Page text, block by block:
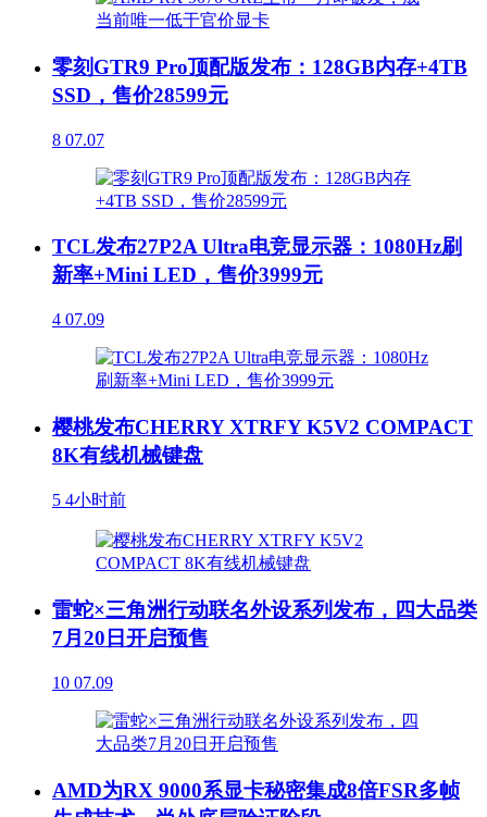
零刻GTR9 Pro顶配版发布：128GB内存+4TB
SSD，售价28599元
8 07.07
TCL发布27P2A Ultra电竞显示器：1080Hz刷
新率+Mini LED，售价3999元
4 07.09
樱桃发布CHERRY XTRFY K5V2 COMPACT
8K有线机械键盘
5 4小时前
雷蛇×三角洲行动联名外设系列发布，四大品类
7月20日开启预售
10 07.09
AMD为RX 9000系显卡秘密集成8倍FSR多帧